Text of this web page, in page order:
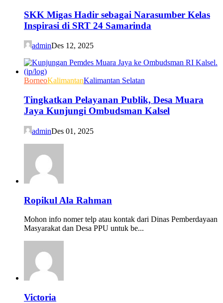
SKK Migas Hadir sebagai Narasumber Kelas
Inspirasi di SRT 24 Samarinda
adminDes 12, 2025
BorneoKalimantanKalimantan Selatan
Tingkatkan Pelayanan Publik, Desa Muara
Jaya Kunjungi Ombudsman Kalsel
adminDes 01, 2025
Ropikul Ala Rahman
Mohon info nomer telp atau kontak dari Dinas Pemberdayaan
Masyarakat dan Desa PPU untuk be...
Victoria